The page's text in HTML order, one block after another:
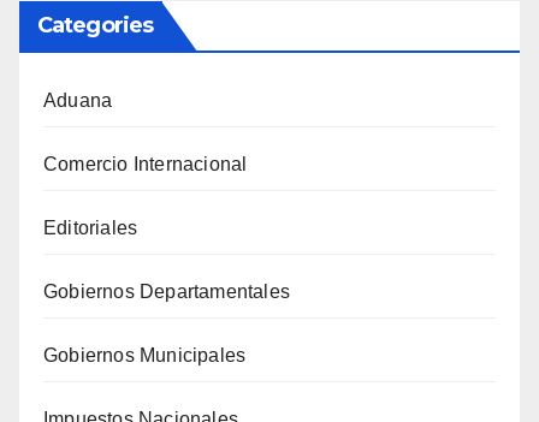
Categories
Aduana
Comercio Internacional
Editoriales
Gobiernos Departamentales
Gobiernos Municipales